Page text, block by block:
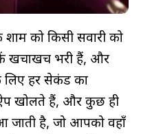
को किसी सवारी को
खचाखच भरी हैं, और
हर सेकंड का
खोलते हैं, और कुछ ही
है, जो आपको वहाँ